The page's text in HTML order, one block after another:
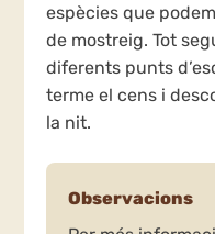
espècies que
de mostreig. Tot
diferents punts
terme el cens i
la nit.
Observacions